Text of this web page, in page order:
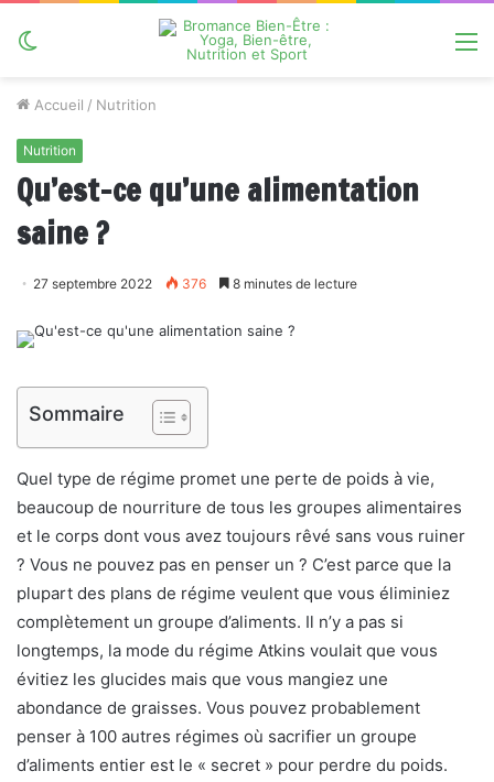
Accueil / Nutrition
Nutrition
Qu’est-ce qu’une alimentation
saine ?
27 septembre 2022 376 8 minutes de lecture
Sommaire
Quel type de régime promet une perte de poids à vie,
beaucoup de nourriture de tous les groupes alimentaires
et le corps dont vous avez toujours rêvé sans vous ruiner
? Vous ne pouvez pas en penser un ? C’est parce que la
plupart des plans de régime veulent que vous éliminiez
complètement un groupe d’aliments. Il n’y a pas si
longtemps, la mode du régime Atkins voulait que vous
évitiez les glucides mais que vous mangiez une
abondance de graisses. Vous pouvez probablement
penser à 100 autres régimes où sacrifier un groupe
d’aliments entier est le « secret » pour perdre du poids.